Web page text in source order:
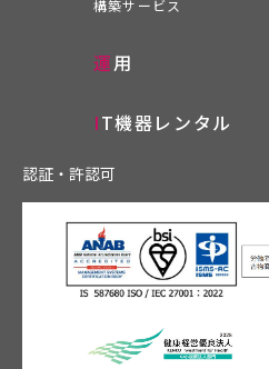
構築サービス
運用
IT機器レンタル
認証・許認可